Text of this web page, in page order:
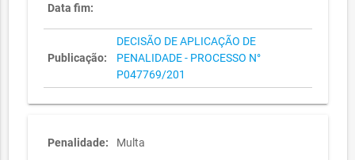
Data fim:
Publicação:
DECISÃO DE APLICAÇÃO DE
PENALIDADE - PROCESSO N°
P047769/201
Penalidade: Multa